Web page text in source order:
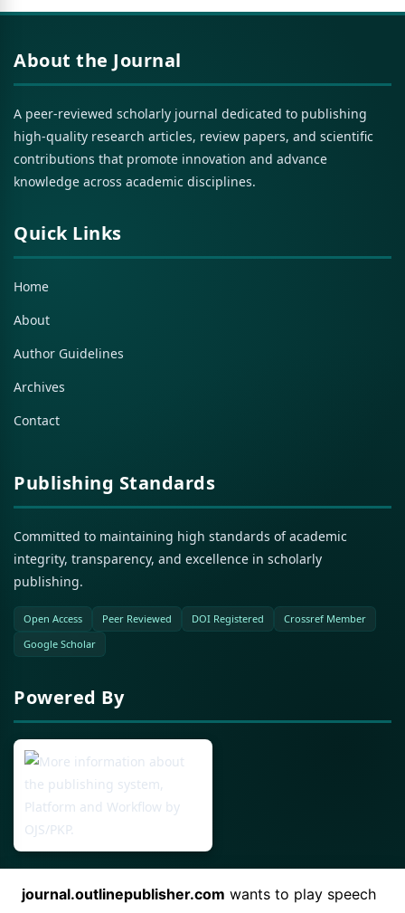
About the Journal
A peer-reviewed scholarly journal dedicated to publishing
high-quality research articles, review papers, and scientific
contributions that promote innovation and advance
knowledge across academic disciplines.
Quick Links
Home
About
Author Guidelines
Archives
Contact
Publishing Standards
Committed to maintaining high standards of academic
integrity, transparency, and excellence in scholarly
publishing.
Open Access Peer Reviewed DOI Registered
Crossref Member
Google Scholar
Powered By
Open Journal Systems (OJS)
journal.outlinepublisher.com wants to play speech